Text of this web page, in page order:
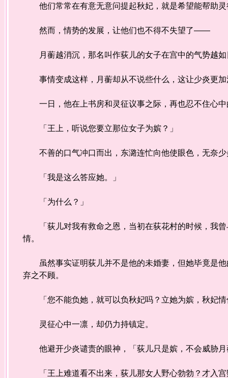
他们常常在有意无意问提起秋妃，就是希望能帮助灵
然而，情势的发展，让他们也不得不失望了——
月蘅越消沉，那名叫作荻儿的女子在宫中的气势越如
事情变成这样，月蘅却从不说些什么，这让少炎更加
一日，他在上书房和灵征议事之际，再也忍不住心
「王上，听说您要立那位女子为嫔？」
不善的口气冲口而出，东潞连忙向他使眼色，无奈少
「我是这么答应她。」
「为什么？」
「荻儿对我有救命之恩，当初在荻花村的时候，我曾
情。
虽然事实证明荻儿并不是他的未婚妻，但她毕竟是他
弃之不顾。
「您不能负她，就可以负秋妃吗？立她为嫔，秋妃情
灵征心中一凛，却仍力持镇定。
他避开少炎谴责的眼神，「荻儿只是嫔，不会威胁月
「王上难道看不出来，荻儿那女人野心勃勃？才入宫